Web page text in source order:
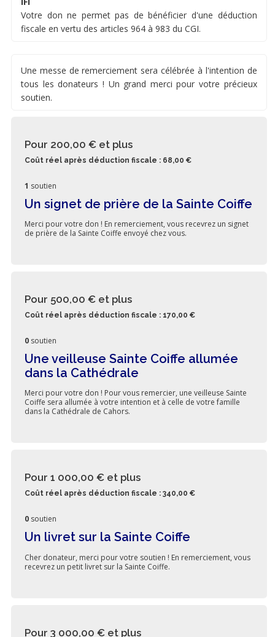
Votre don ne permet pas de bénéficier d'une déduction
fiscale en vertu des articles 964 à 983 du CGI.
Une messe de remerciement sera célébrée à l'intention de
tous les donateurs ! Un grand merci pour votre précieux
soutien.
Pour 200,00 € et plus
Coût réel après déduction fiscale : 68,00 €
1 soutien
Un signet de prière de la Sainte Coiffe
Merci pour votre don ! En remerciement, vous recevrez un signet
de prière de la Sainte Coiffe envoyé chez vous.
Pour 500,00 € et plus
Coût réel après déduction fiscale : 170,00 €
0 soutien
Une veilleuse Sainte Coiffe allumée
dans la Cathédrale
Merci pour votre don ! Pour vous remercier, une veilleuse Sainte
Coiffe sera allumée à votre intention et à celle de votre famille
dans la Cathédrale de Cahors.
Pour 1 000,00 € et plus
Coût réel après déduction fiscale : 340,00 €
0 soutien
Un livret sur la Sainte Coiffe
Cher donateur, merci pour votre soutien ! En remerciement, vous
recevrez un petit livret sur la Sainte Coiffe.
Pour 3 000,00 € et plus